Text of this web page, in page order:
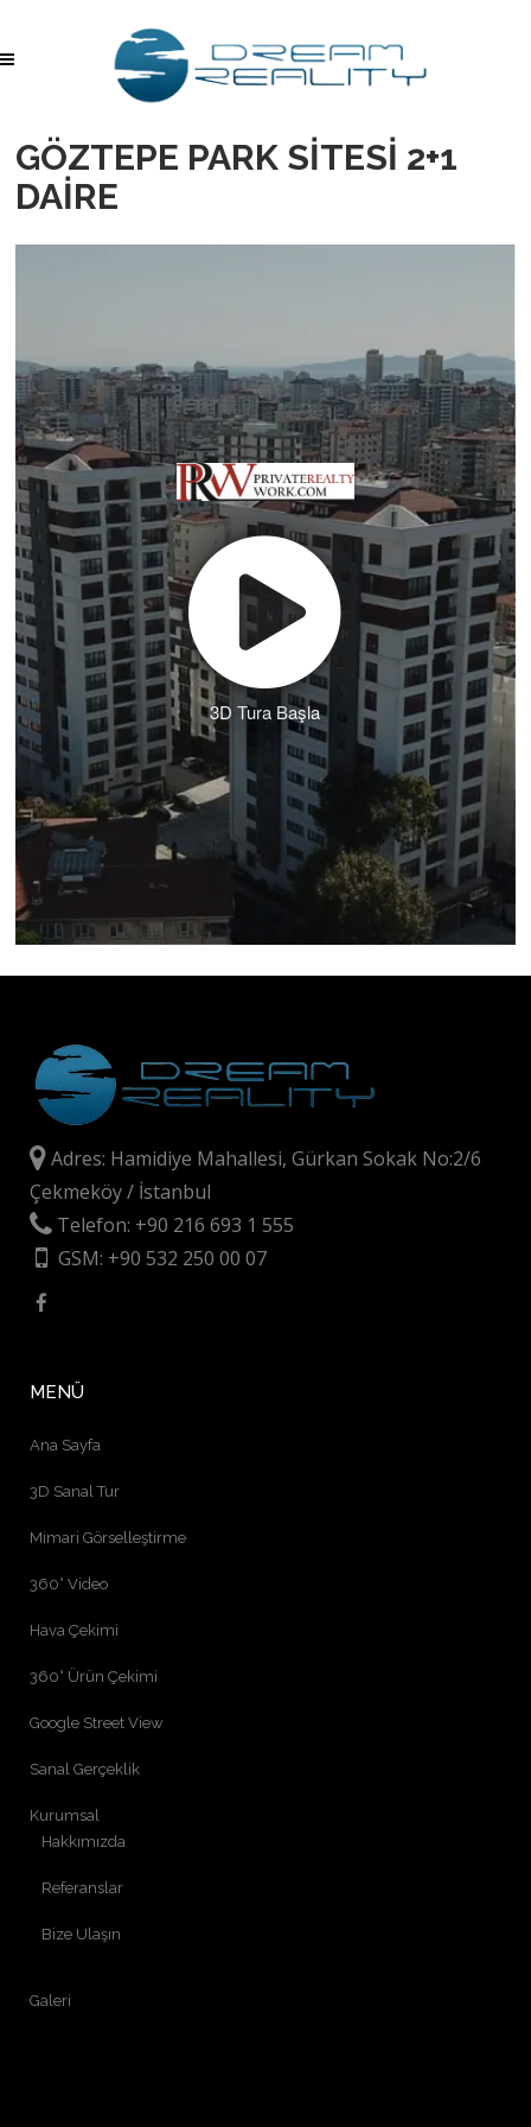
GÖZTEPE PARK SİTESİ 2+1
DAİRE
3D Tura Başla
Adres: Hamidiye Mahallesi, Gürkan Sokak No:2/6
Çekmeköy / İstanbul
Telefon: +90 216 693 1 555
GSM: +90 532 250 00 07
MENÜ
Ana Sayfa
3D Sanal Tur
Mimari Görselleştirme
360° Video
Hava Çekimi
360° Ürün Çekimi
Google Street View
Sanal Gerçeklik
Kurumsal
Hakkımızda
Referanslar
Bize Ulaşın
Galeri